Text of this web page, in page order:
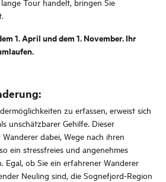
Tour handelt, bringen Sie
1. April und dem 1. November. Ihr
zu erfassen, erweist sich
unschätzbarer Gehilfe. Dieser
dabei, Wege nach ihren
ein stressfreies und angenehmes
Egal, ob Sie ein erfahrener Wanderer
Neuling sind, die Sognefjord-Region